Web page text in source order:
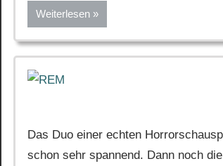
Weiterlesen
Das Duo einer echten
schon sehr spannend. Dann noch